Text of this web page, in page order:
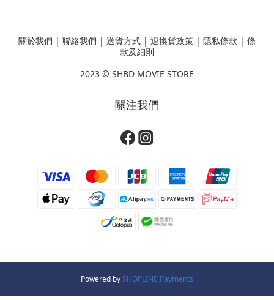
關於我們 | 聯絡我們 | 送貨方式 | 退換貨政策 | 隱私條款 | 條
款及細則
2023 © SHBD MOVIE STORE
關注我們
Powered by SHOPLINE Payments